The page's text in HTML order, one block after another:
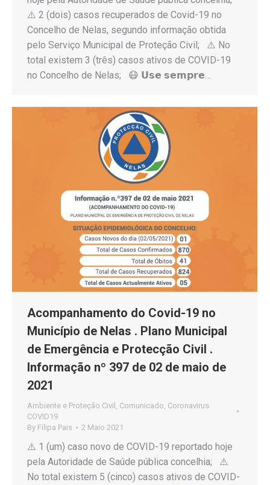
⚠️ 2 (dois) casos recuperados de Covid-19 no
Concelho de Nelas, segundo informação obtida
pelo Serviço Municipal de Proteção Civil; ⚠️ No
total existem 3 (três) casos ativos de COVID-19
no Concelho de Nelas; 😷 𝗨𝘀𝗲 𝘀𝗲𝗺𝗽𝗿𝗲…
Acompanhamento do Covid-19 no
Município de Nelas . Plano Municipal
de Emergência e Protecção Civil .
Informação nº 397 de 02 de maio de
2021
Ambiente e Proteção Civil Comunicado Coronavirus
COVID19
By Filipa Pais 2 Maio 2021
⚠️ 1 (um) caso novo de COVID-19 reportado hoje
pela Autoridade de Saúde pública concelhia; ⚠️
No total existem 5 (cinco) casos ativos de COVID-